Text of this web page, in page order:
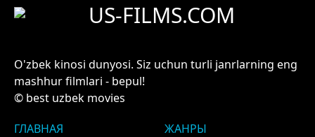
US-FILMS.COM
O'zbek kinosi dunyosi. Siz uchun turli janrlarning eng
mashhur filmlari - bepul!
© best uzbek movies
ГЛАВНАЯ
ЖАНРЫ